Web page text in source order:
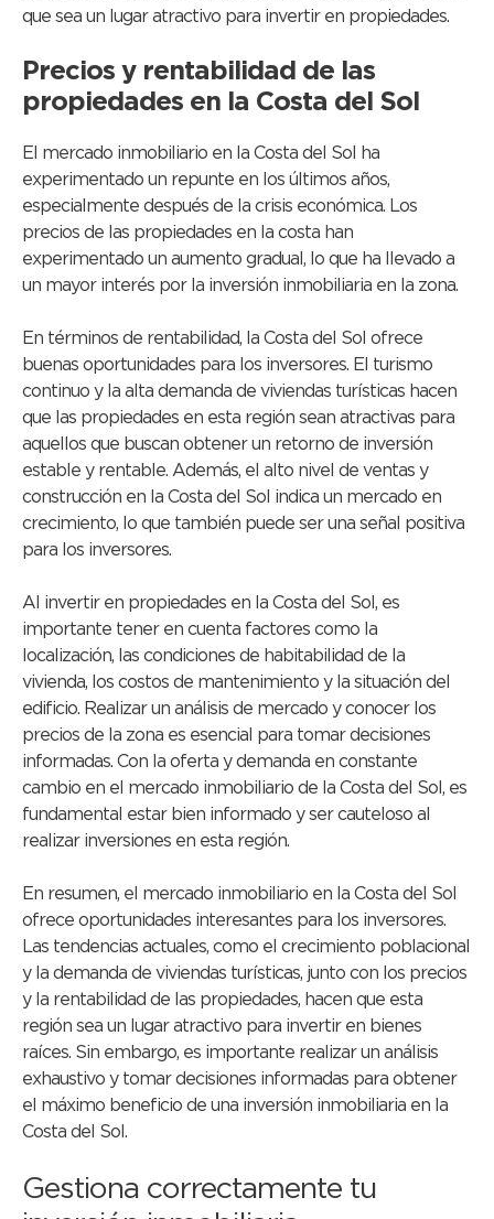
que sea un lugar atractivo para invertir en propiedades.
Precios y rentabilidad de las
propiedades en la Costa del Sol
El mercado inmobiliario en la Costa del Sol ha
experimentado un repunte en los últimos años,
especialmente después de la crisis económica. Los
precios de las propiedades en la costa han
experimentado un aumento gradual, lo que ha llevado a
un mayor interés por la inversión inmobiliaria en la zona.
En términos de rentabilidad, la Costa del Sol ofrece
buenas oportunidades para los inversores. El turismo
continuo y la alta demanda de viviendas turísticas hacen
que las propiedades en esta región sean atractivas para
aquellos que buscan obtener un retorno de inversión
estable y rentable. Además, el alto nivel de ventas y
construcción en la Costa del Sol indica un mercado en
crecimiento, lo que también puede ser una señal positiva
para los inversores.
Al invertir en propiedades en la Costa del Sol, es
importante tener en cuenta factores como la
localización, las condiciones de habitabilidad de la
vivienda, los costos de mantenimiento y la situación del
edificio. Realizar un análisis de mercado y conocer los
precios de la zona es esencial para tomar decisiones
informadas. Con la oferta y demanda en constante
cambio en el mercado inmobiliario de la Costa del Sol, es
fundamental estar bien informado y ser cauteloso al
realizar inversiones en esta región.
En resumen, el mercado inmobiliario en la Costa del Sol
ofrece oportunidades interesantes para los inversores.
Las tendencias actuales, como el crecimiento poblacional
y la demanda de viviendas turísticas, junto con los precios
y la rentabilidad de las propiedades, hacen que esta
región sea un lugar atractivo para invertir en bienes
raíces. Sin embargo, es importante realizar un análisis
exhaustivo y tomar decisiones informadas para obtener
el máximo beneficio de una inversión inmobiliaria en la
Costa del Sol.
Gestiona correctamente tu